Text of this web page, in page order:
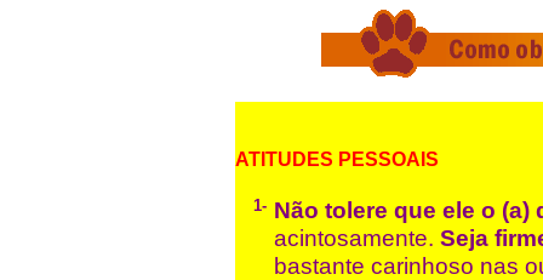
ATITUDES PESSOAIS
1- Não tolere que ele o
acintosamente. Seja
bastante carinhoso nas